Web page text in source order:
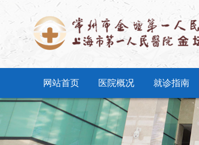
网站首页 医院概况 就诊指南